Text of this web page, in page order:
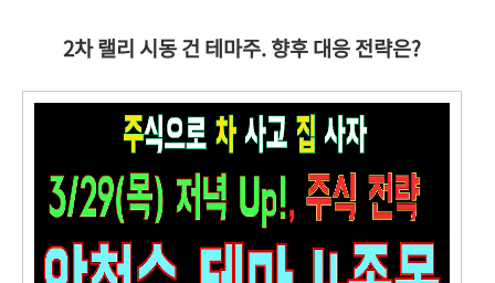
2차 랠리 시동 건 테마주. 향후 대응 전략은?